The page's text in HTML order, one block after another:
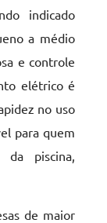
indicado
a médio
e controle
elétrico é
no uso
para quem
piscina,
de maior